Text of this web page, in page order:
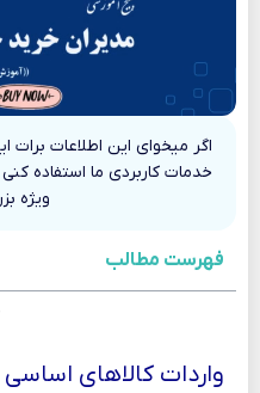
اگر میخوای این اطلاعات برات
خدمات کاربردی ما استفاده
ویژه
فهرست مطالب
واردات کالاهای اساسی